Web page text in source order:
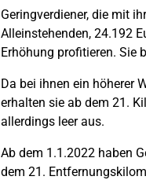
Geringverdiener, die mit
Alleinstehenden, 24.192
Erhöhung profitieren. Sie
Da bei ihnen ein höherer
erhalten sie ab dem 21.
allerdings leer aus.
Ab dem 1.1.2022 haben
dem 21.